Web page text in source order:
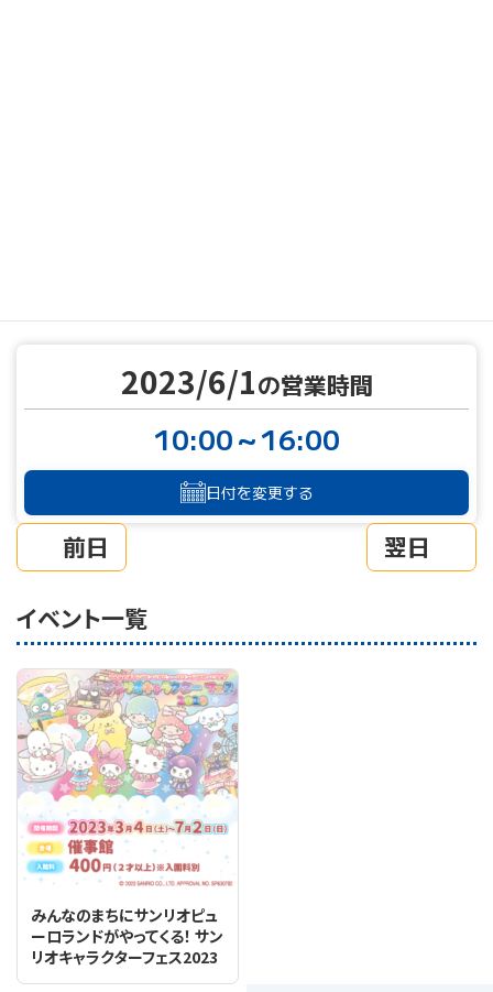
前日
2023/6/1の営業時間
10:00～16:00
日付を変更する
翌日
イベント一覧
みんなのまちにサンリオピュ
ーロランドがやってくる！ サン
リオキャラクターフェス2023